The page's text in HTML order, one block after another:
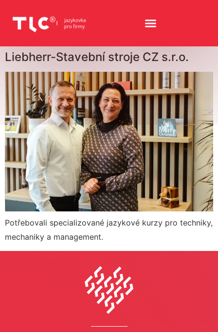
Liebherr-Stavební stroje CZ s.r.o.
Potřebovali specializované jazykové kurzy pro techniky,
mechaniky a management.